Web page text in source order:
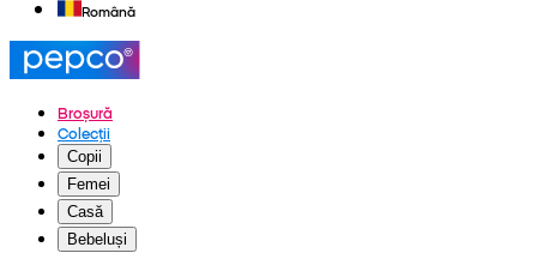
Română
Broșură
Colecții
Copii
Femei
Casă
Bebeluși